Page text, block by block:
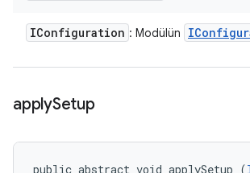
IConfiguration : Modülün
applySetup
public abstract void applySetup (